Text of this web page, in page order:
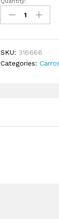
Carrito
bar
marrón
100x45x83
SKU:316666
Categories: